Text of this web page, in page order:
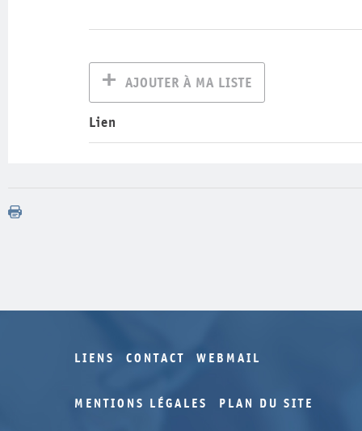
AJOUTER À MA LISTE
Lien
LIENS CONTACT WEBMAIL
MENTIONS LÉGALES PLAN DU SITE